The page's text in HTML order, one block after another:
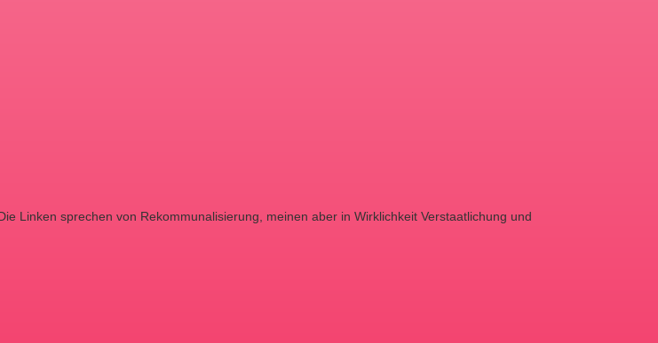
Linken sprechen von Rekommunalisierung, meinen aber in Wirklichkeit Verstaatlichung und